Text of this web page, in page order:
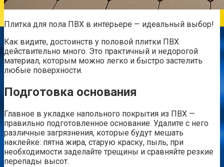
Плитка для пола ПВХ в интерьере — идеальный выбор!
Как видите, достоинств у половой плитки ПВХ
действительно много. Это практичный и недорогой
материал, которым можно легко и быстро застелить
любые поверхности.
Подготовка основания
Главное в укладке напольного покрытия из ПВХ —
правильно подготовленное основание. Удалите с него
различные загрязнения, которые будут мешать
наклейке: пятна жира, старую краску, пыль, при
необходимости заделайте трещины и сравняйте резкие
перепады высот.